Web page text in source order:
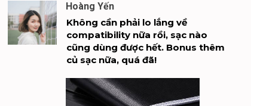
Hoàng Yến
Không cần phải lo lắng về
compatibility nữa rồi, sạc nào
cũng dùng được hết. Bonus thêm
củ sạc nữa, quá đã!